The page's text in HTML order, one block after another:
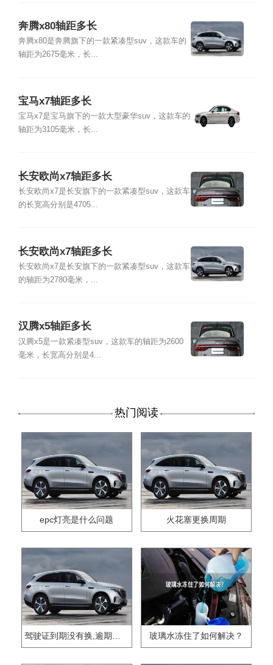
奔腾x80轴距多长
奔腾x80是奔腾旗下的一款紧凑型suv，这款车的
轴距为2675毫米，长...
宝马x7轴距多长
宝马x7是宝马旗下的一款大型豪华suv，这款车的
轴距为3105毫米，长...
长安欧尚x7轴距多长
长安欧尚x7是长安旗下的一款紧凑型suv，这款车
的长宽高分别是4705...
长安欧尚x7轴距多长
长安欧尚x7是长安旗下的一款紧凑型suv，这款车
的轴距为2780毫米，...
汉腾x5轴距多长
汉腾x5是一款紧凑型suv，这款车的轴距为2600
毫米，长宽高分别是4...
热门阅读
epc灯亮是什么问题 火花塞更换周期
玻璃水冻住了如何解决？